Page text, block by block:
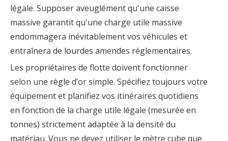
légale. Supposer aveuglément qu'une caisse
massive garantit qu'une charge utile massive
endommagera inévitablement vos véhicules et
entraînera de lourdes amendes réglementaires.
Les propriétaires de flotte doivent fonctionner
selon une règle d’or simple. Spécifiez toujours votre
équipement et planifiez vos itinéraires quotidiens
en fonction de la charge utile légale (mesurée en
tonnes) strictement adaptée à la densité du
matériau. Vous ne devez utiliser le mètre cube que